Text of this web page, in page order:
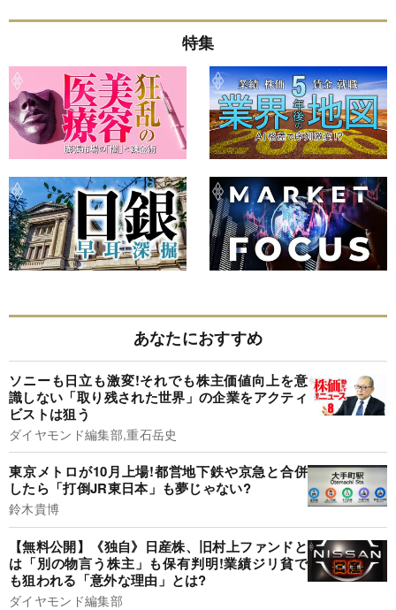
特集
あなたにおすすめ
ソニーも日立も激変!それでも株主価値向上を意
識しない「取り残された世界」の企業をアクティ
ビストは狙う
ダイヤモンド編集部,重石岳史
東京メトロが10月上場!都営地下鉄や京急と合併
したら「打倒JR東日本」も夢じゃない?
鈴木貴博
【無料公開】《独自》日産株、旧村上ファンドと
は「別の物言う株主」も保有判明!業績ジリ貧で
も狙われる「意外な理由」とは?
ダイヤモンド編集部